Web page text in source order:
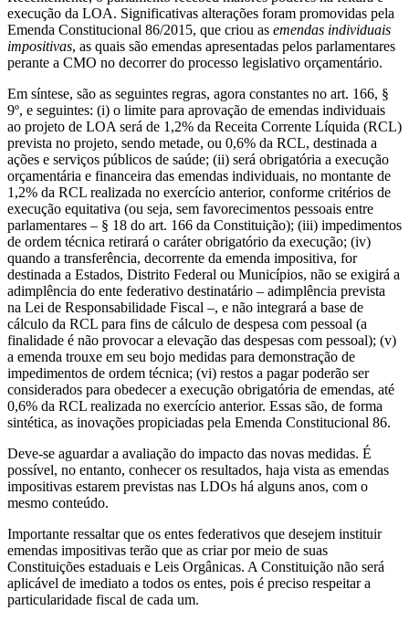
execução da LOA. Significativas alterações foram promovidas pela
Emenda Constitucional 86/2015, que criou as emendas individuais
impositivas, as quais são emendas apresentadas pelos parlamentares
perante a CMO no decorrer do processo legislativo orçamentário.
Em síntese, são as seguintes regras, agora constantes no art. 166, §
9º, e seguintes: (i) o limite para aprovação de emendas individuais
ao projeto de LOA será de 1,2% da Receita Corrente Líquida (RCL)
prevista no projeto, sendo metade, ou 0,6% da RCL, destinada a
ações e serviços públicos de saúde; (ii) será obrigatória a execução
orçamentária e financeira das emendas individuais, no montante de
1,2% da RCL realizada no exercício anterior, conforme critérios de
execução equitativa (ou seja, sem favorecimentos pessoais entre
parlamentares – § 18 do art. 166 da Constituição); (iii) impedimentos
de ordem técnica retirará o caráter obrigatório da execução; (iv)
quando a transferência, decorrente da emenda impositiva, for
destinada a Estados, Distrito Federal ou Municípios, não se exigirá a
adimplência do ente federativo destinatário – adimplência prevista
na Lei de Responsabilidade Fiscal –, e não integrará a base de
cálculo da RCL para fins de cálculo de despesa com pessoal (a
finalidade é não provocar a elevação das despesas com pessoal); (v)
a emenda trouxe em seu bojo medidas para demonstração de
impedimentos de ordem técnica; (vi) restos a pagar poderão ser
considerados para obedecer a execução obrigatória de emendas, até
0,6% da RCL realizada no exercício anterior. Essas são, de forma
sintética, as inovações propiciadas pela Emenda Constitucional 86.
Deve-se aguardar a avaliação do impacto das novas medidas. É
possível, no entanto, conhecer os resultados, haja vista as emendas
impositivas estarem previstas nas LDOs há alguns anos, com o
mesmo conteúdo.
Importante ressaltar que os entes federativos que desejem instituir
emendas impositivas terão que as criar por meio de suas
Constituições estaduais e Leis Orgânicas. A Constituição não será
aplicável de imediato a todos os entes, pois é preciso respeitar a
particularidade fiscal de cada um.